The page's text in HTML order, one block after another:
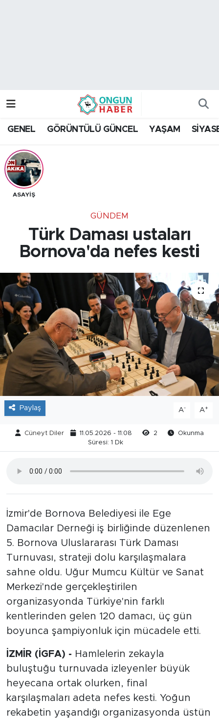
GENEL GÖRÜNTÜLÜ GÜNCEL YAŞAM
ASAYİŞ
GÜNDEM
Türk Daması ustaları
Bornova'da nefes kesti
Paylaş A- A+
Cüneyt Diler 11.05.2026 - 11:08 2
Okunma
Süresi: 1 Dk
İzmir'de Bornova Belediyesi ile Ege
Damacılar Derneği iş birliğinde düzenlenen
5. Bornova Uluslararası Türk Daması
Turnuvası, strateji dolu karşılaşmalara
sahne oldu. Uğur Mumcu Kültür ve Sanat
Merkezi'nde gerçekleştirilen
organizasyonda Türkiye'nin farklı
kentlerinden gelen 120 damacı, üç gün
boyunca şampiyonluk için mücadele etti.
İZMİR (İGFA) - Hamlelerin zekayla
buluştuğu turnuvada izleyenler büyük
heyecana ortak olurken, final
karşılaşmaları adeta nefes kesti. Yoğun
rekabetin yaşandığı organizasyonda üstün
Trafik Durumu
Tüm Manşetler
Son Dakika Haberleri